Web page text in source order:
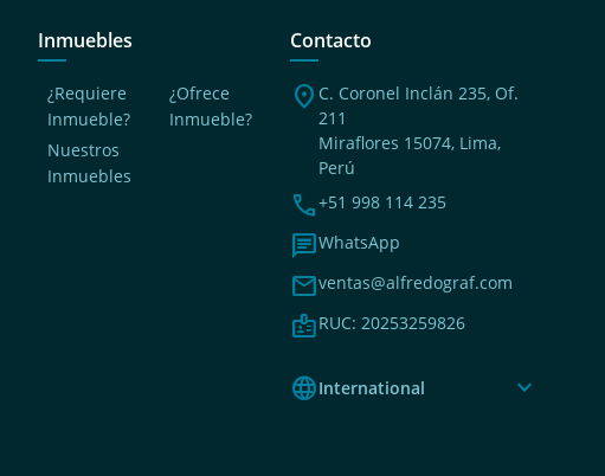
Inmuebles
¿Requiere
Inmueble?
¿Ofrece
Inmueble?
Nuestros
Inmuebles
Contacto
location_on C. Coronel Inclán 235, Of.
211
Miraflores 15074, Lima,
Perú
phone+51 998 114 235
chatWhatsApp
mailventas@alfredograf.com
badgeRUC: 20253259826
languageInternational expand_more